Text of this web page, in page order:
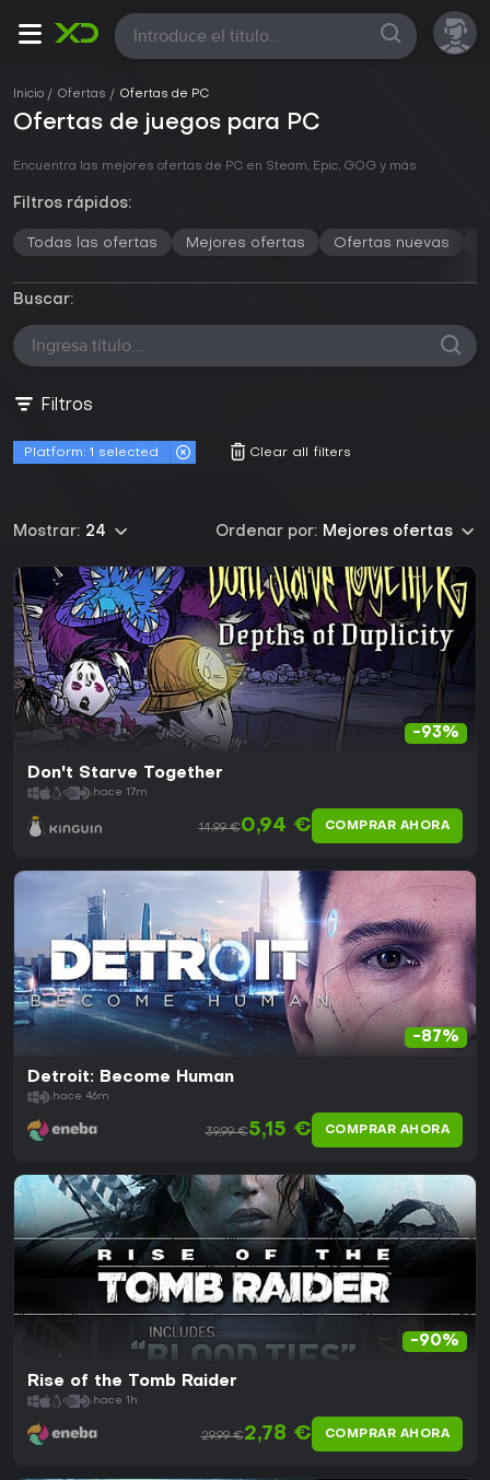
Todas
Inicio Ofertas Ofertas de PC
Ofertas de juegos para PC
Encuentra las mejores ofertas de PC en Steam, Epic, GOG y más
Filtros rápidos:
Todas las ofertas Mejores ofertas Ofertas nuevas
Buscar:
Filtros
Platform: 1 selected Clear all filters
Ordenar por: Mejores ofertas
Mostrar: 24
-93%
Don't Starve Together
hace 17m
14,99 €0,94 € COMPRAR AHORA
-87%
Detroit: Become Human
hace 46m
39,99 €5,15 € COMPRAR AHORA
-90%
Rise of the Tomb Raider
hace 1h
29,99 €2,78 € COMPRAR AHORA